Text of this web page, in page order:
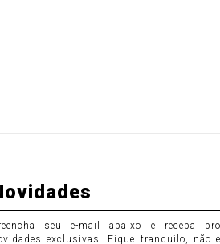
seu e-mail abaixo e receba
exclusivas. Fique tranquilo, não